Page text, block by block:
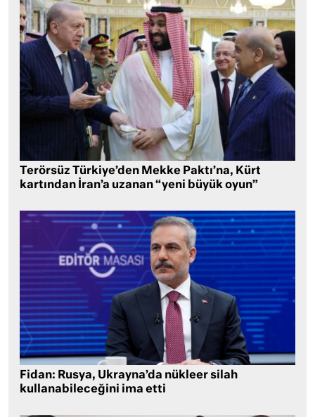
Terörsüz Türkiye’den Mekke Paktı’na, Kürt
kartından İran’a uzanan “yeni büyük oyun”
Fidan: Rusya, Ukrayna’da nükleer silah
kullanabileceğini ima etti